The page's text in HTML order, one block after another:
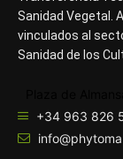
Sanidad Vegetal.
vinculados al
Sanidad de los
+34 963 826